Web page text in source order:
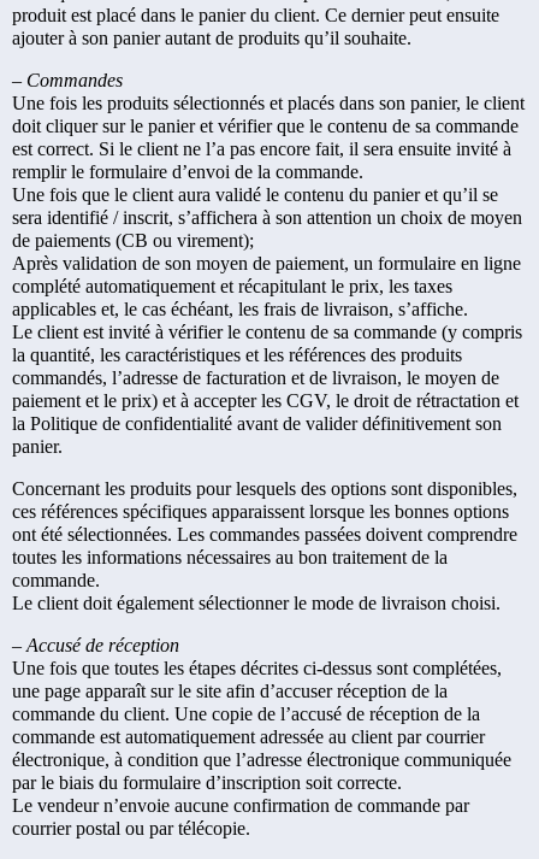
produit est placé dans le panier du client. Ce dernier peut ensuite
ajouter à son panier autant de produits qu’il souhaite.
– Commandes
Une fois les produits sélectionnés et placés dans son panier, le client
doit cliquer sur le panier et vérifier que le contenu de sa commande
est correct. Si le client ne l’a pas encore fait, il sera ensuite invité à
remplir le formulaire d’envoi de la commande.
Une fois que le client aura validé le contenu du panier et qu’il se
sera identifié / inscrit, s’affichera à son attention un choix de moyen
de paiements (CB ou virement);
Après validation de son moyen de paiement, un formulaire en ligne
complété automatiquement et récapitulant le prix, les taxes
applicables et, le cas échéant, les frais de livraison, s’affiche.
Le client est invité à vérifier le contenu de sa commande (y compris
la quantité, les caractéristiques et les références des produits
commandés, l’adresse de facturation et de livraison, le moyen de
paiement et le prix) et à accepter les CGV, le droit de rétractation et
la Politique de confidentialité avant de valider définitivement son
panier.
Concernant les produits pour lesquels des options sont disponibles,
ces références spécifiques apparaissent lorsque les bonnes options
ont été sélectionnées. Les commandes passées doivent comprendre
toutes les informations nécessaires au bon traitement de la
commande.
Le client doit également sélectionner le mode de livraison choisi.
– Accusé de réception
Une fois que toutes les étapes décrites ci-dessus sont complétées,
une page apparaît sur le site afin d’accuser réception de la
commande du client. Une copie de l’accusé de réception de la
commande est automatiquement adressée au client par courrier
électronique, à condition que l’adresse électronique communiquée
par le biais du formulaire d’inscription soit correcte.
Le vendeur n’envoie aucune confirmation de commande par
courrier postal ou par télécopie.